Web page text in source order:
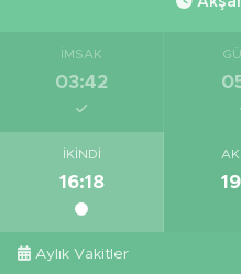
İMSAK
03:42
İKINDI
16:18
Aylık Vakitler